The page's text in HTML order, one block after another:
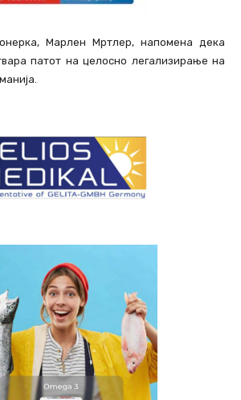
Марлен Мртлер, напомена дека
патот на целосно легализирање на